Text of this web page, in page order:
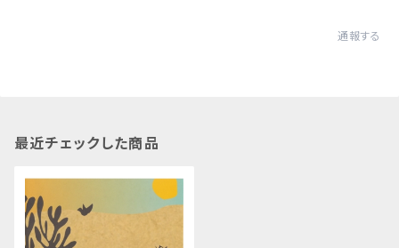
通報する
最近チェックした商品